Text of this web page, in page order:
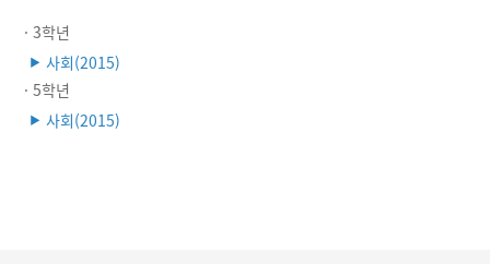
· 3학년
▶ 사회(2015)
· 5학년
▶ 사회(2015)